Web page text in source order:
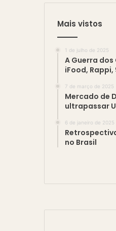
Mais vistos
1 de julho de 2025
A Guerra
iFood,
7 de março de 2025
Mercado de
ultrapassar
6 de janeiro de 2025
no Brasil